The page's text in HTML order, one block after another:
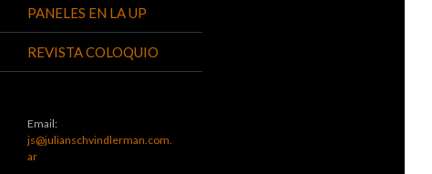
PANELES EN LA UP
REVISTA COLOQUIO
Email:
js@julianschvindlerman.com.
ar